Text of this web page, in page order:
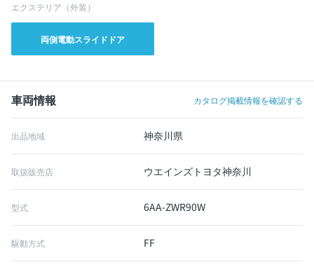
エクステリア（外装）
両側電動スライドドア
車両情報 カタログ掲載情報を確認する
出品地域 神奈川県
取扱販売店 ウエインズトヨタ神奈川
型式 6AA-ZWR90W
駆動方式 FF